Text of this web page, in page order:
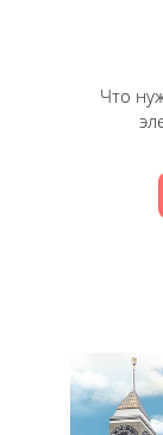
Что